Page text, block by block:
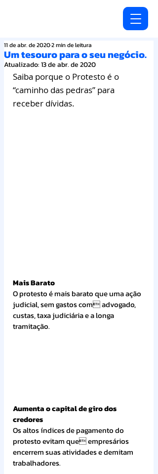
Um tesouro para o seu negócio.
11 de abr. de 20202 min de leitura
Atualizado:13 de abr. de 2020
Saiba porque o Protesto é o
“caminho das pedras” para
receber dívidas.
Mais Barato
O protesto é mais barato que uma ação
judicial, sem gastos com advogado,
custas, taxa judiciária e a longa
tramitação.
Aumenta o capital de giro dos
credores
Os altos índices de pagamento do
protesto evitam que empresários
encerrem suas atividades e demitam
trabalhadores.